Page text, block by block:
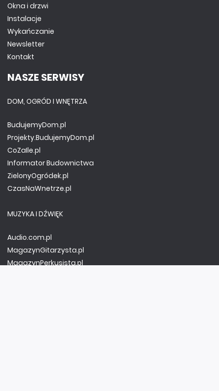
Okna i drzwi
Instalacje
Wykańczanie
Newsletter
Kontakt
NASZE SERWISY
DOM, OGRÓD I WNĘTRZA
BudujemyDom.pl
Projekty.BudujemyDom.pl
CoZaIle.pl
Informator Budownictwa
ZielonyOgródek.pl
CzasNaWnetrze.pl
MUZYKA I DŹWIĘK
Audio.com.pl
MagazynGitarzysta.pl
MagazynPerkusista.pl